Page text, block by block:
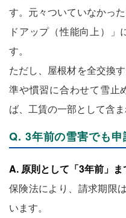
す。元々ついていなかっ
ドアップ（性能向上）
す。
ただし、屋根材を全交換
準や慣習に合わせて雪止
ば、工賃の一部として含ま
Q. 3年前の雪害でも申
A. 原則として「3年前」ま
保険法により、請求期限
います。